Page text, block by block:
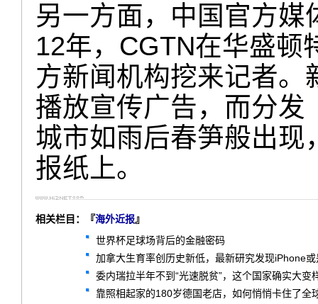
另一方面，中国官方媒
12年，CGTN在华盛顿
方新闻机构挖来记者
播放宣传广告，而分发
城市如雨后春笋般出现
报纸上。
相关栏目：『海外近报』
世界杯足球场背后的金融密码
加拿大生育率创历史新低，最新研究发现iPhone
委内瑞拉半年不到“光速脱贫”，这个国家确实大变
靠照相起家的180岁德国老店，如何悄悄卡住了全